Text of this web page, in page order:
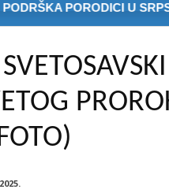
U SRPSKOJ: VIŠE